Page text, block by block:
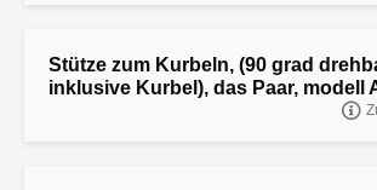
Stütze zum Kurbeln, (90 grad
inklusive Kurbel), das Paar, modell